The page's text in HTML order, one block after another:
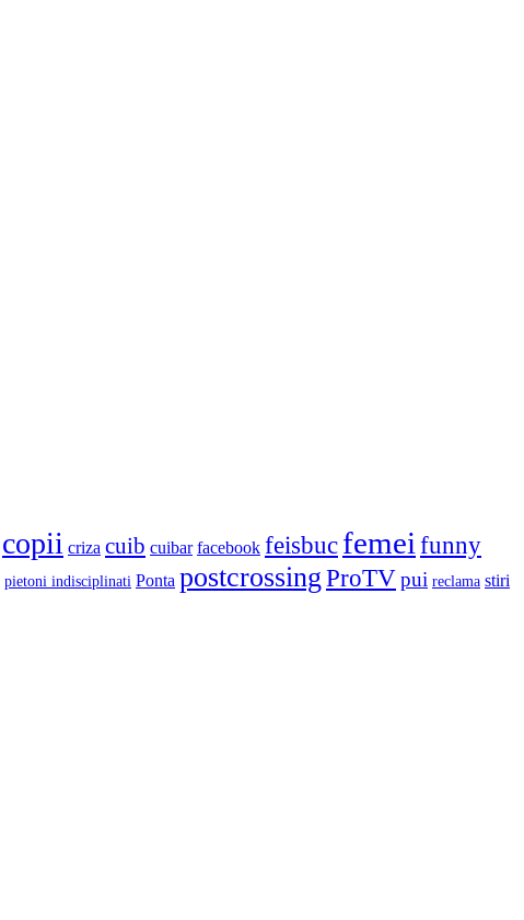
copii criza cuib cuibar facebook feisbuc femei funny
pietoni indisciplinati Ponta postcrossing ProTVpui reclama stiri